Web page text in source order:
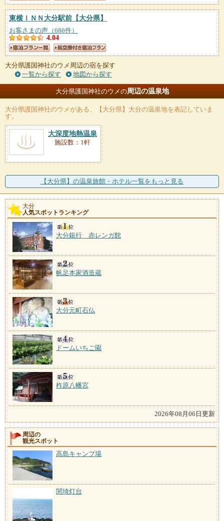
東横ＩＮＮ大分駅前 【大分県】
お客さまの声（686件）
4.04
大分県護国神社のウメ周辺の宿を探す
一覧から探す
地図から探す
大分県護国神社のウメの周辺の温泉地
大分県護国神社のウメ がある、【大分県】大分の温泉地を表記していま
す。
大深度地熱温泉
施設数：1軒
【大分県】の温泉旅館・ホテル一覧をもっと見る
大分
人気スポットランキング
大分銀行 赤レンガ館
帆足本家酒造蔵
大分元町石仏
ドームいちご園
柞原八幡宮
2026年08月06日更新
周辺の
観光スポット
高島キャンプ場
関埼灯台